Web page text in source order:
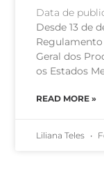
Data de
Desde 13 de
Regulamento
Geral dos
os Estados
READ MORE »
Liliana Teles